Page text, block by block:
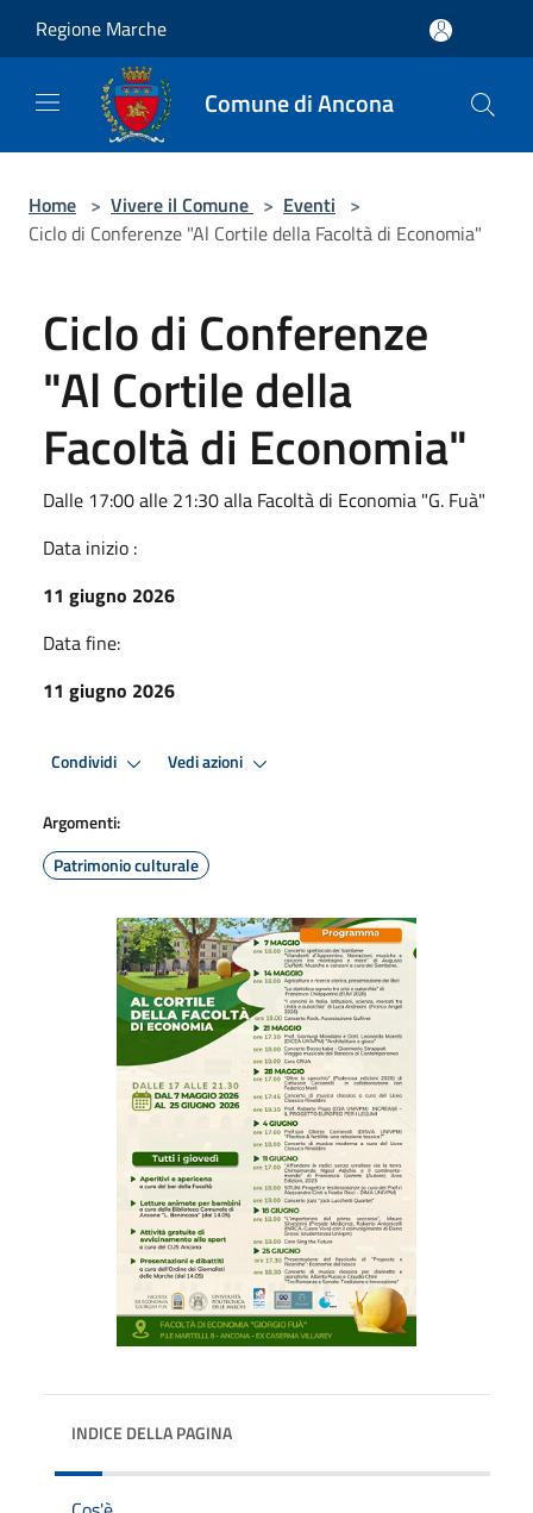
Regione Marche
Comune di Ancona
Home > Vivere il Comune > Eventi >
Ciclo di Conferenze "Al Cortile della Facoltà di Economia"
Ciclo di Conferenze
"Al Cortile della
Facoltà di Economia"
Dalle 17:00 alle 21:30 alla Facoltà di Economia "G. Fuà"
Data inizio :
11 giugno 2026
Data fine:
11 giugno 2026
Condividi Vedi azioni
Argomenti:
Patrimonio culturale
INDICE DELLA PAGINA